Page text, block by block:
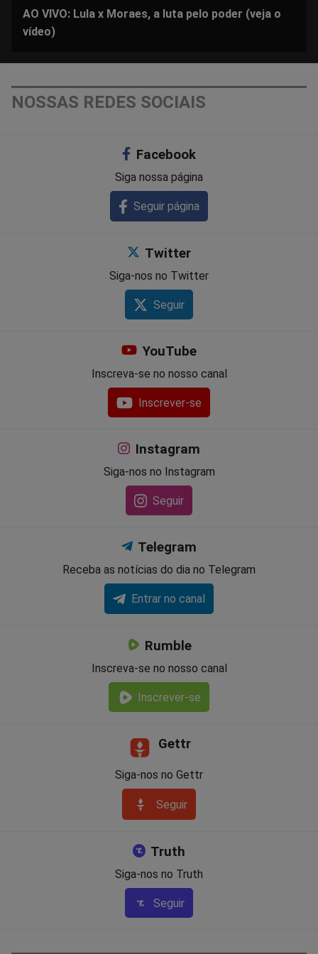
AO VIVO: Lula x Moraes, a luta pelo poder (veja o
vídeo)
NOSSAS REDES SOCIAIS
Facebook
Siga nossa página
Seguir página
Twitter
Siga-nos no Twitter
Seguir
YouTube
Inscreva-se no nosso canal
Inscrever-se
Instagram
Siga-nos no Instagram
Seguir
Telegram
Receba as notícias do dia no Telegram
Entrar no canal
Rumble
Inscreva-se no nosso canal
Inscrever-se
Gettr
Siga-nos no Gettr
Seguir
Truth
Siga-nos no Truth
Seguir